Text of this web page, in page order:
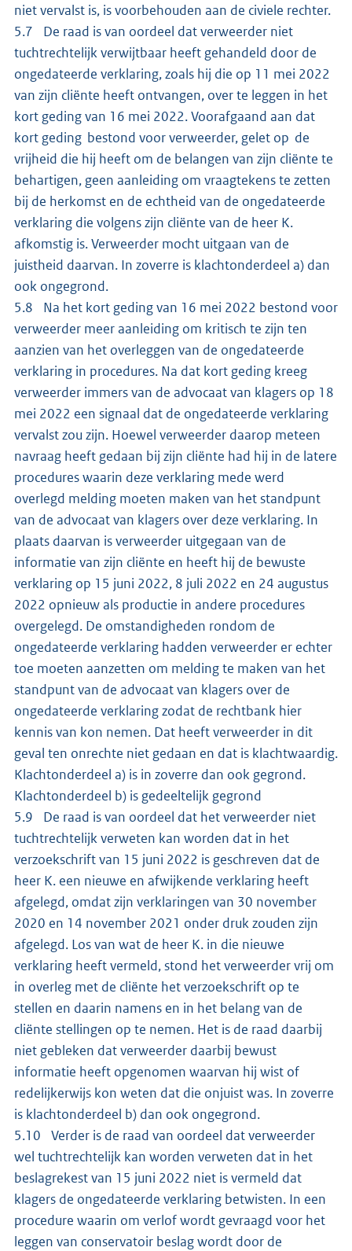
niet vervalst is, is voorbehouden aan de civiele rechter.
5.7 De raad is van oordeel dat verweerder niet
tuchtrechtelijk verwijtbaar heeft gehandeld door de
ongedateerde verklaring, zoals hij die op 11 mei 2022
van zijn cliënte heeft ontvangen, over te leggen in het
kort geding van 16 mei 2022. Voorafgaand aan dat
kort geding bestond voor verweerder, gelet op de
vrijheid die hij heeft om de belangen van zijn cliënte te
behartigen, geen aanleiding om vraagtekens te zetten
bij de herkomst en de echtheid van de ongedateerde
verklaring die volgens zijn cliënte van de heer K.
afkomstig is. Verweerder mocht uitgaan van de
juistheid daarvan. In zoverre is klachtonderdeel a) dan
ook ongegrond.
5.8 Na het kort geding van 16 mei 2022 bestond voor
verweerder meer aanleiding om kritisch te zijn ten
aanzien van het overleggen van de ongedateerde
verklaring in procedures. Na dat kort geding kreeg
verweerder immers van de advocaat van klagers op 18
mei 2022 een signaal dat de ongedateerde verklaring
vervalst zou zijn. Hoewel verweerder daarop meteen
navraag heeft gedaan bij zijn cliënte had hij in de latere
procedures waarin deze verklaring mede werd
overlegd melding moeten maken van het standpunt
van de advocaat van klagers over deze verklaring. In
plaats daarvan is verweerder uitgegaan van de
informatie van zijn cliënte en heeft hij de bewuste
verklaring op 15 juni 2022, 8 juli 2022 en 24 augustus
2022 opnieuw als productie in andere procedures
overgelegd. De omstandigheden rondom de
ongedateerde verklaring hadden verweerder er echter
toe moeten aanzetten om melding te maken van het
standpunt van de advocaat van klagers over de
ongedateerde verklaring zodat de rechtbank hier
kennis van kon nemen. Dat heeft verweerder in dit
geval ten onrechte niet gedaan en dat is klachtwaardig.
Klachtonderdeel a) is in zoverre dan ook gegrond.
Klachtonderdeel b) is gedeeltelijk gegrond
5.9 De raad is van oordeel dat het verweerder niet
tuchtrechtelijk verweten kan worden dat in het
verzoekschrift van 15 juni 2022 is geschreven dat de
heer K. een nieuwe en afwijkende verklaring heeft
afgelegd, omdat zijn verklaringen van 30 november
2020 en 14 november 2021 onder druk zouden zijn
afgelegd. Los van wat de heer K. in die nieuwe
verklaring heeft vermeld, stond het verweerder vrij om
in overleg met de cliënte het verzoekschrift op te
stellen en daarin namens en in het belang van de
cliënte stellingen op te nemen. Het is de raad daarbij
niet gebleken dat verweerder daarbij bewust
informatie heeft opgenomen waarvan hij wist of
redelijkerwijs kon weten dat die onjuist was. In zoverre
is klachtonderdeel b) dan ook ongegrond.
5.10 Verder is de raad van oordeel dat verweerder
wel tuchtrechtelijk kan worden verweten dat in het
beslagrekest van 15 juni 2022 niet is vermeld dat
klagers de ongedateerde verklaring betwisten. In een
procedure waarin om verlof wordt gevraagd voor het
leggen van conservatoir beslag wordt door de